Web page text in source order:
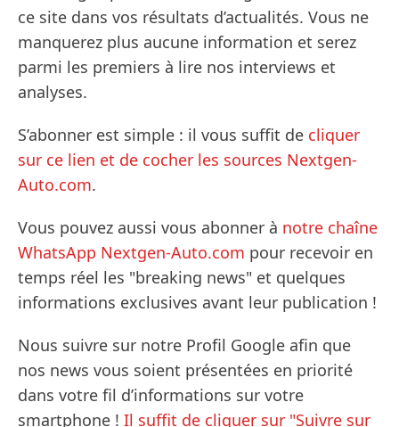
ce site dans vos résultats d’actualités. Vous ne
manquerez plus aucune information et serez
parmi les premiers à lire nos interviews et
analyses.
S’abonner est simple : il vous suffit de cliquer
sur ce lien et de cocher les sources Nextgen-
Auto.com.
Vous pouvez aussi vous abonner à notre chaîne
WhatsApp Nextgen-Auto.com pour recevoir en
temps réel les "breaking news" et quelques
informations exclusives avant leur publication !
Nous suivre sur notre Profil Google afin que
nos news vous soient présentées en priorité
dans votre fil d’informations sur votre
smartphone ! Il suffit de cliquer sur "Suivre sur